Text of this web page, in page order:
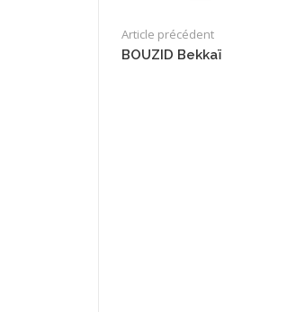
Article précédent
BOUZID Bekkaï